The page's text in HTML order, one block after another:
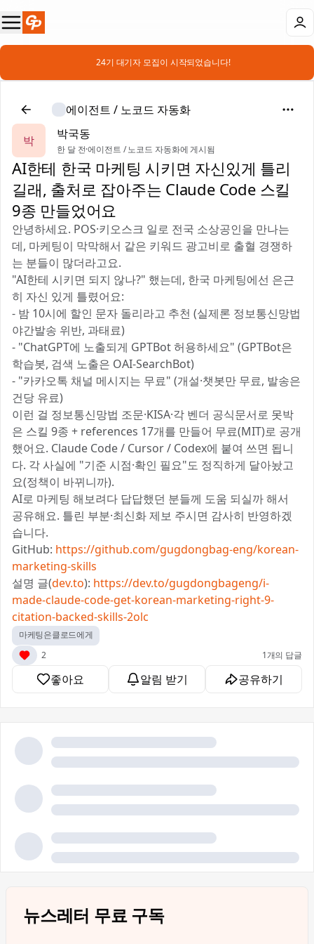
📣 24기 대기자 모집이 시작되었습니다!
에이전트 / 노코드 자동화
박
박국동
한 달 전·에이전트 / 노코드 자동화에 게시됨
AI한테 한국 마케팅 시키면 자신있게 틀리
길래, 출처로 잡아주는 Claude Code 스킬
9종 만들었어요
안녕하세요. POS·키오스크 일로 전국 소상공인을 만나는
데, 마케팅이 막막해서 같은 키워드 광고비로 출혈 경쟁하
는 분들이 많더라고요.
"AI한테 시키면 되지 않나?" 했는데, 한국 마케팅에선 은근
히 자신 있게 틀렸어요:
- 밤 10시에 할인 문자 돌리라고 추천 (실제론 정보통신망법
야간발송 위반, 과태료)
- "ChatGPT에 노출되게 GPTBot 허용하세요" (GPTBot은
학습봇, 검색 노출은 OAI-SearchBot)
- "카카오톡 채널 메시지는 무료" (개설·챗봇만 무료, 발송은
건당 유료)
이런 걸 정보통신망법 조문·KISA·각 벤더 공식문서로 못박
은 스킬 9종 + references 17개를 만들어 무료(MIT)로 공개
했어요. Claude Code / Cursor / Codex에 붙여 쓰면 됩니
다. 각 사실에 "기준 시점·확인 필요"도 정직하게 달아놨고
요(정책이 바뀌니까).
AI로 마케팅 해보려다 답답했던 분들께 도움 되실까 해서
공유해요. 틀린 부분·최신화 제보 주시면 감사히 반영하겠
습니다.
GitHub: https://github.com/gugdongbag-eng/korean-
marketing-skills
설명 글(dev.to): https://dev.to/gugdongbageng/i-
made-claude-code-get-korean-marketing-right-9-
citation-backed-skills-2olc
마케팅은클로드에게
2
1개의 답글
좋아요 알림 받기 공유하기
뉴스레터 무료 구독